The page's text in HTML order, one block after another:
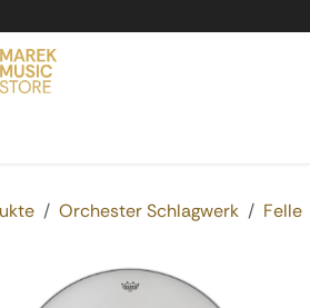
Orchester Schlagwerk Felle